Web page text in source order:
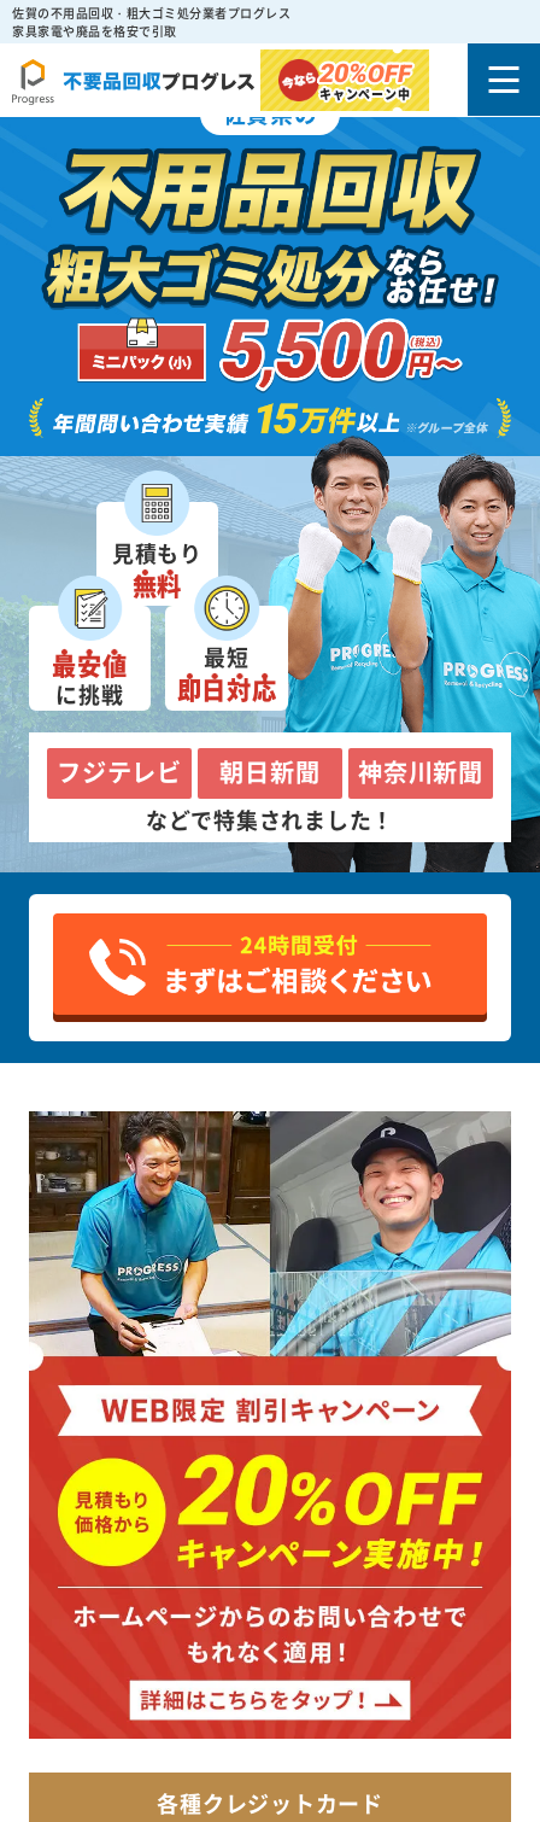
佐賀の不用品回収・粗大ゴミ処分業者プログレス
家具家電や廃品を格安で引取
20%OFF
キャンペーン中
佐賀県の
見積もり
無料
最安値
に挑戦
最短
即日対応
フジテレビ 朝日新聞 神奈川新聞
などで特集されました！
各種クレジットカード